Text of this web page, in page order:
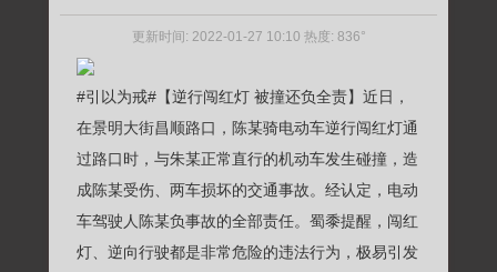
更新时间: 2022-01-27 10:10 热度: 836°
#引以为戒# 【逆行闯红灯 被撞还负全责】近日，
在景明大街昌顺路口，陈某骑电动车逆行闯红灯通
过路口时，与朱某正常直行的机动车发生碰撞，造
成陈某受伤、两车损坏的交通事故。经认定，电动
车驾驶人陈某负事故的全部责任。蜀黍提醒，闯红
灯、逆向行驶都是非常危险的违法行为，极易引发